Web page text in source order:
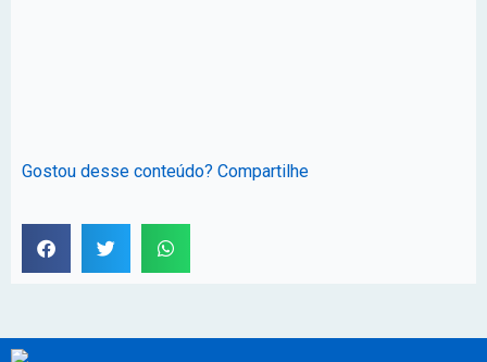
Gostou desse conteúdo? Compartilhe